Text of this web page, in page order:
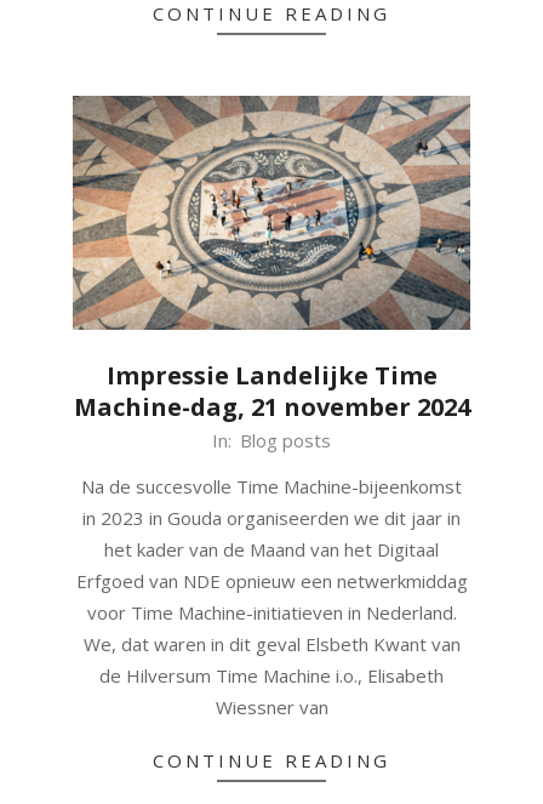
CONTINUE READING
Impressie Landelijke Time
Machine-dag, 21 november 2024
19
In: Blog posts
Na de succesvolle Time Machine-bijeenkomst
in 2023 in Gouda organiseerden we dit jaar in
het kader van de Maand van het Digitaal
Erfgoed van NDE opnieuw een netwerkmiddag
voor Time Machine-initiatieven in Nederland.
We, dat waren in dit geval Elsbeth Kwant van
de Hilversum Time Machine i.o., Elisabeth
Wiessner van
CONTINUE READING